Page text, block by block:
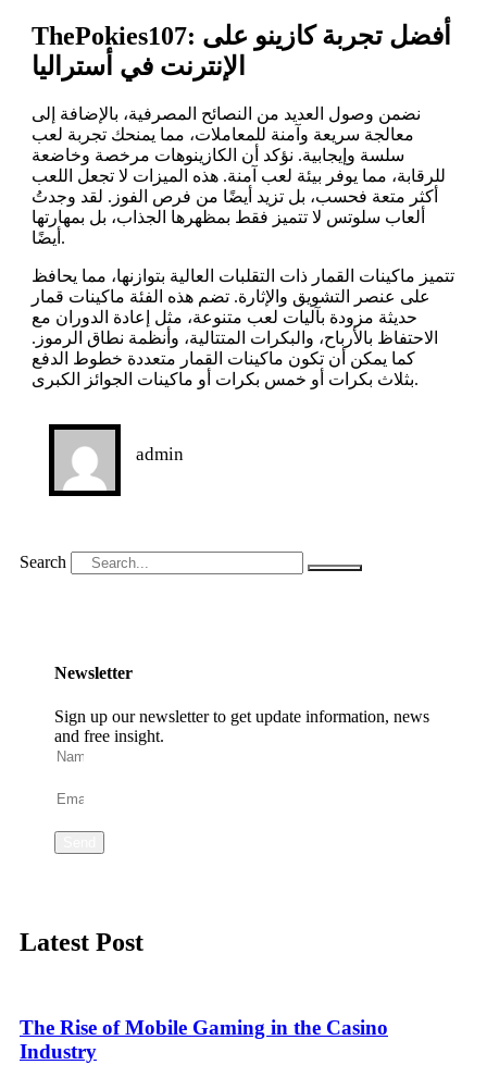
ThePokies107: أفضل تجربة كازينو على
الإنترنت في أستراليا
نضمن وصول العديد من النصائح المصرفية، بالإضافة إلى
معالجة سريعة وآمنة للمعاملات، مما يمنحك تجربة لعب
سلسة وإيجابية. نؤكد أن الكازينوهات مرخصة وخاضعة
للرقابة، مما يوفر بيئة لعب آمنة. هذه الميزات لا تجعل اللعب
أكثر متعة فحسب، بل تزيد أيضًا من فرص الفوز. لقد وجدتُ
ألعاب سلوتس لا تتميز فقط بمظهرها الجذاب، بل بمهارتها
أيضًا.
تتميز ماكينات القمار ذات التقلبات العالية بتوازنها، مما يحافظ
على عنصر التشويق والإثارة. تضم هذه الفئة ماكينات قمار
حديثة مزودة بآليات لعب متنوعة، مثل إعادة الدوران مع
الاحتفاظ بالأرباح، والبكرات المتتالية، وأنظمة نطاق الرموز.
كما يمكن أن تكون ماكينات القمار متعددة خطوط الدفع
بثلاث بكرات أو خمس بكرات أو ماكينات الجوائز الكبرى.
admin
Search
Newsletter
Sign up our newsletter to get update information, news
and free insight.
Latest Post
The Rise of Mobile Gaming in the Casino
Industry